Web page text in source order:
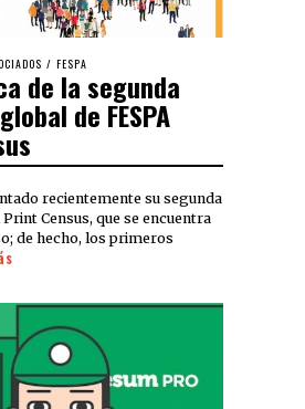
/ FESPA
de la segunda
de FESPA
recientemente su segunda
Census, que se encuentra
de hecho, los primeros